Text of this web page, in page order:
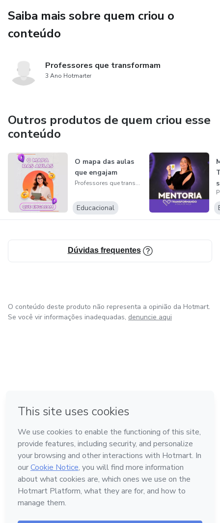
Saiba mais sobre quem criou o
conteúdo
Professores que transformam
3 Ano Hotmarter
Outros produtos de quem criou esse
conteúdo
O mapa das aulas
que engajam
Professores que transformam
Educacional
Dúvidas frequentes
O conteúdo deste produto não representa a opinião da Hotmart.
Se você vir informações inadequadas, denuncie aqui
Feito com ❤ na Cidade do México
Conheça a Hotmart
Idioma
Português